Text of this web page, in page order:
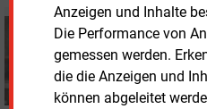
Anzeigen und Inhalte
Die Performance von
gemessen werden.
die die Anzeigen und
können abgeleitet
PERSONALIE
Eons